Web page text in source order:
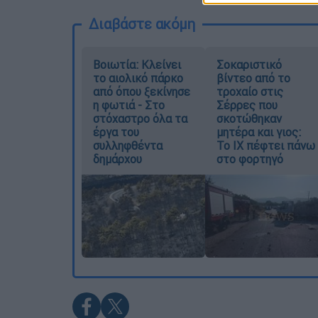
Διαβάστε ακόμη
Βοιωτία: Κλείνει
το αιολικό πάρκο
από όπου ξεκίνησε
η φωτιά - Στο
στόχαστρο όλα τα
έργα του
συλληφθέντα
δημάρχου
Σοκαριστικό
βίντεο από το
τροχαίο στις
Σέρρες που
σκοτώθηκαν
μητέρα και γιος:
Το ΙΧ πέφτει πάνω
στο φορτηγό